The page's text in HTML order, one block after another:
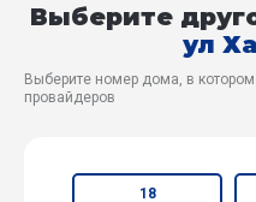
Выберите
ул
Выберите номер дома, в
провайдеров
18